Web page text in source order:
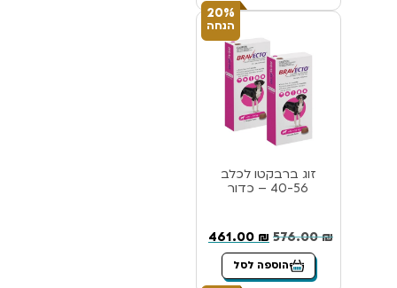
20%
הנחה
זוג ברבקטו לכלב
40-56 – כדור
576.00₪
461.00 ₪
הוספה לסל